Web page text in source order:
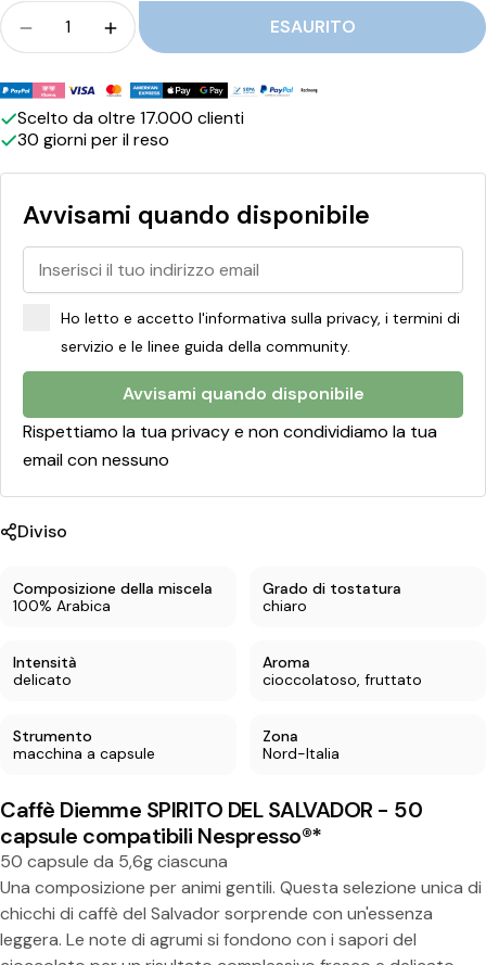
a
p
s
u
l
b
i
e
p
e
s
s
o
Folla
Quantità per Diemme Spirito del Salvador
Quantità per Diemme Spirito del
ESAURITO
Metodi
di
pagamento
Scelto da oltre 17.000 clienti
30 giorni per il reso
Avvisami quando disponibile
Ho letto e accetto l'informativa sulla privacy, i termini di
servizio e le linee guida della community.
Avvisami quando disponibile
Rispettiamo la tua privacy e non condividiamo la tua
email con nessuno
Diviso
Diviso:
Composizione della miscela
100% Arabica
Grado di tostatura
chiaro
Intensità
delicato
Aroma
cioccolatoso, fruttato
Strumento
macchina a capsule
Zona
Nord-Italia
Caffè Diemme SPIRITO DEL SALVADOR - 50
capsule compatibili Nespresso®*
50 capsule da 5,6g ciascuna
Una composizione per animi gentili. Questa selezione unica di
chicchi di caffè del Salvador sorprende con un'essenza
leggera. Le note di agrumi si fondono con i sapori del